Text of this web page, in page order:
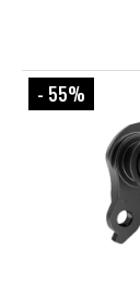
- 55%